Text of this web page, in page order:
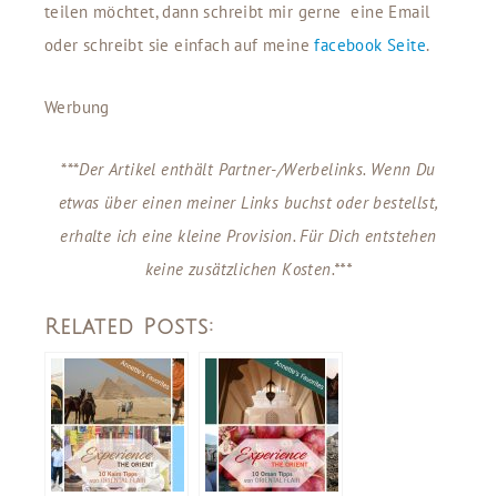
teilen möchtet, dann schreibt mir gerne eine Email
oder schreibt sie einfach auf meine facebook Seite.
Werbung
***Der Artikel enthält Partner-/Werbelinks. Wenn Du
etwas über einen meiner Links buchst oder bestellst,
erhalte ich eine kleine Provision. Für Dich entstehen
keine zusätzlichen Kosten.***
Related Posts: